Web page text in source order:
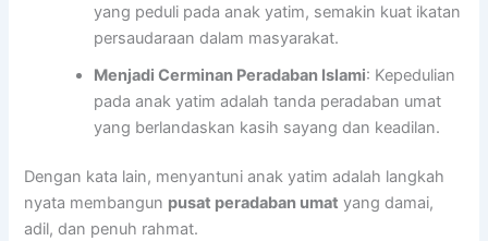
yang peduli pada anak yatim, semakin kuat ikatan
persaudaraan dalam masyarakat.
Menjadi Cerminan Peradaban Islami: Kepedulian
pada anak yatim adalah tanda peradaban umat
yang berlandaskan kasih sayang dan keadilan.
Dengan kata lain, menyantuni anak yatim adalah langkah
nyata membangun pusat peradaban umat yang damai,
adil, dan penuh rahmat.